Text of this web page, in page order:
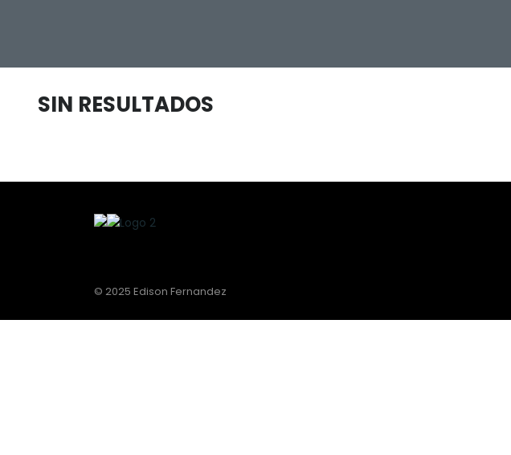
SIN RESULTADOS
© 2025 Edison Fernandez